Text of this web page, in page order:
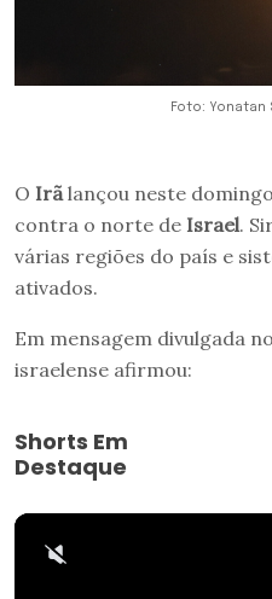
Foto: Yonatan
O Irã lançou neste
contra o norte de Israel.
várias regiões do país e
ativados.
Em mensagem divulgada
israelense afirmou:
Shorts Em
Destaque